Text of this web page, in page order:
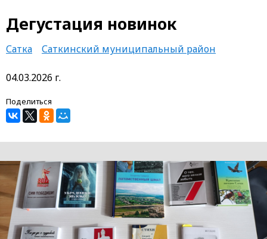
Поделиться
Дегустация новинок
Сатка Саткинский муниципальный район
04.03.2026 г.